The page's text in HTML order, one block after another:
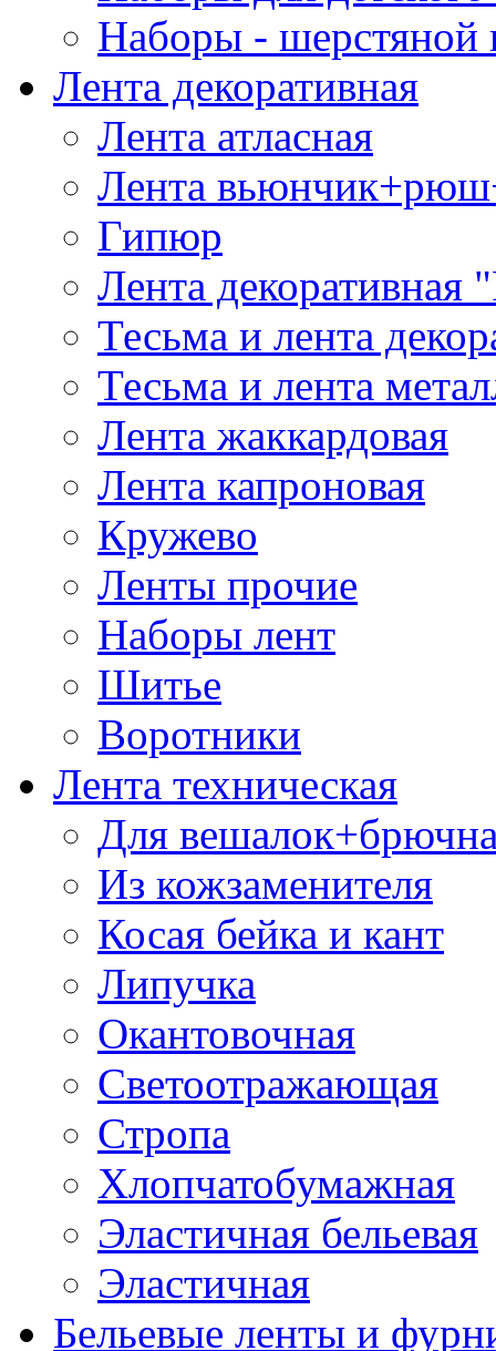
Наборы - шерстяной
Лента декоративная
Лента атласная
Лента
Гипюр
Лента декоративная
Тесьма и лента
Тесьма и лента
Лента жаккардовая
Лента капроновая
Кружево
Ленты прочие
Наборы лент
Шитье
Воротники
Лента техническая
Для
Из кожзаменителя
Косая бейка и кант
Липучка
Окантовочная
Светоотражающая
Стропа
Хлопчатобумажная
Эластичная бельевая
Эластичная
Бельевые ленты и